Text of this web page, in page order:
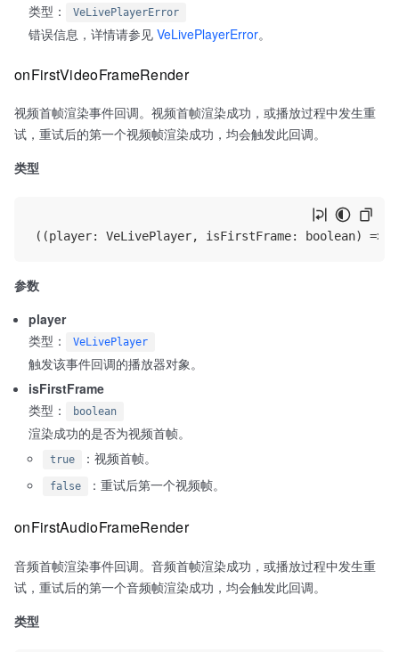
类型：
VeLivePlayerError
错误信息，详情请参见 VeLivePlayerError。
onFirstVideoFrameRender
视频首帧渲染事件回调。视频首帧渲染成功，或播放过程中发生重
试，重试后的第一个视频帧渲染成功，均会触发此回调。
类型
参数
player
类型：
VeLivePlayer
触发该事件回调的播放器对象。
isFirstFrame
类型：
boolean
渲染成功的是否为视频首帧。
true ：视频首帧。
false ：重试后第一个视频帧。
onFirstAudioFrameRender
音频首帧渲染事件回调。音频首帧渲染成功，或播放过程中发生重
试，重试后的第一个音频帧渲染成功，均会触发此回调。
类型